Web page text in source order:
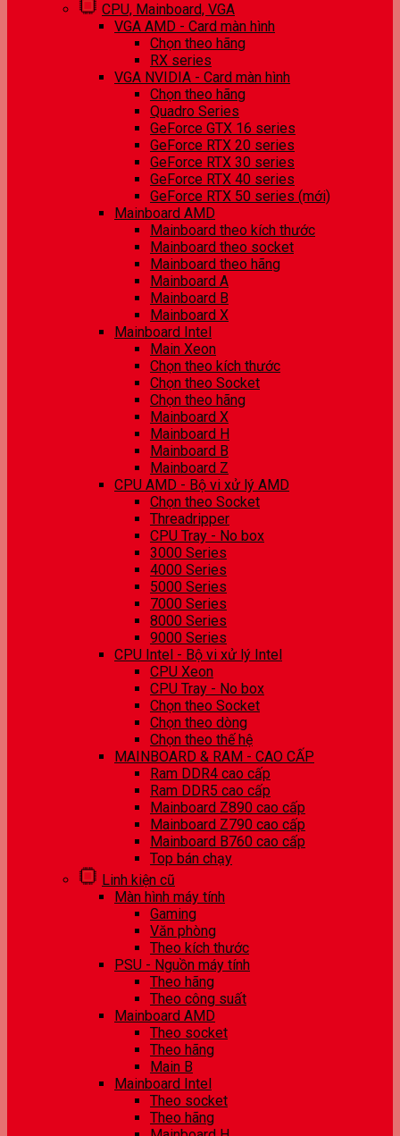
CPU, Mainboard, VGA
VGA AMD - Card màn hình
Chọn theo hãng
RX series
VGA NVIDIA - Card màn hình
Chọn theo hãng
Quadro Series
GeForce GTX 16 series
GeForce RTX 20 series
GeForce RTX 30 series
GeForce RTX 40 series
GeForce RTX 50 series (mới)
Mainboard AMD
Mainboard theo kích thước
Mainboard theo socket
Mainboard theo hãng
Mainboard A
Mainboard B
Mainboard X
Mainboard Intel
Main Xeon
Chọn theo kích thước
Chọn theo Socket
Chọn theo hãng
Mainboard X
Mainboard H
Mainboard B
Mainboard Z
CPU AMD - Bộ vi xử lý AMD
Chọn theo Socket
Threadripper
CPU Tray - No box
3000 Series
4000 Series
5000 Series
7000 Series
8000 Series
9000 Series
CPU Intel - Bộ vi xử lý Intel
CPU Xeon
CPU Tray - No box
Chọn theo Socket
Chọn theo dòng
Chọn theo thế hệ
MAINBOARD & RAM - CAO CẤP
Ram DDR4 cao cấp
Ram DDR5 cao cấp
Mainboard Z890 cao cấp
Mainboard Z790 cao cấp
Mainboard B760 cao cấp
Top bán chạy
Linh kiện cũ
Màn hình máy tính
Gaming
Văn phòng
Theo kích thước
PSU - Nguồn máy tính
Theo hãng
Theo công suất
Mainboard AMD
Theo socket
Theo hãng
Main B
Mainboard Intel
Theo socket
Theo hãng